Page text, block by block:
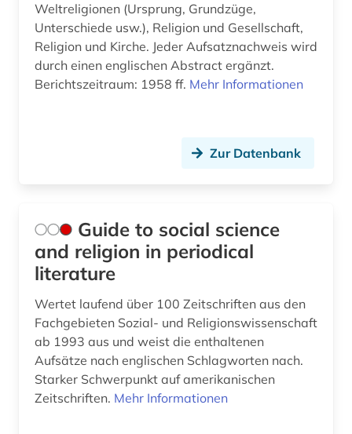
Weltreligionen (Ursprung, Grundzüge,
Unterschiede usw.), Religion und Gesellschaft,
Religion und Kirche. Jeder Aufsatznachweis wird
durch einen englischen Abstract ergänzt.
Berichtszeitraum: 1958 ff. Mehr Informationen
Zur Datenbank
Guide to social science
and religion in periodical
literature
Wertet laufend über 100 Zeitschriften aus den
Fachgebieten Sozial- und Religionswissenschaft
ab 1993 aus und weist die enthaltenen
Aufsätze nach englischen Schlagworten nach.
Starker Schwerpunkt auf amerikanischen
Zeitschriften. Mehr Informationen